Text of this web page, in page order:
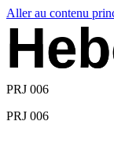
Aller au contenu
PRJ 006
PRJ 006